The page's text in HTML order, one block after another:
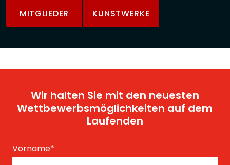
MITGLIEDER KUNSTWERKE
Wir halten Sie mit den neuesten
Wettbewerbsmöglichkeiten auf dem
Laufenden
Vorname*